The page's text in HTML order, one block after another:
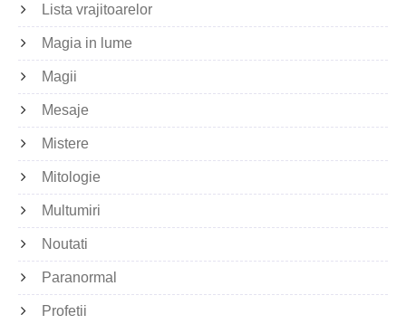
Lista vrajitoarelor
Magia in lume
Magii
Mesaje
Mistere
Mitologie
Multumiri
Noutati
Paranormal
Profetii